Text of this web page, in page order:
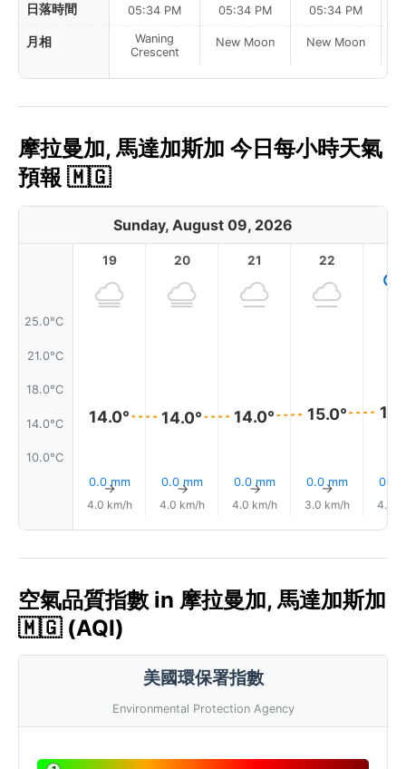
日落時間
月相
05:34 PM
Waning
Crescent
05:34 PM
New Moon
05:34 PM
New Moon
摩拉曼加, 馬達加斯加 今日每小時天氣
預報 🇲🇬
Sunday, August 09, 2026
25.0°C
21.0°C
18.0°C
14.0°C
10.0°C
19
14.0°
0.0 mm
↑
4.0 km/h
20
14.0°
0.0 mm
↑
4.0 km/h
21
14.0°
0.0 mm
↑
4.0 km/h
22
15.0°
0.0 mm
↑
3.0 km/h
0.0
4.0
空氣品質指數 in 摩拉曼加, 馬達加斯加
🇲🇬 (AQI)
美國環保署指數
Environmental Protection Agency